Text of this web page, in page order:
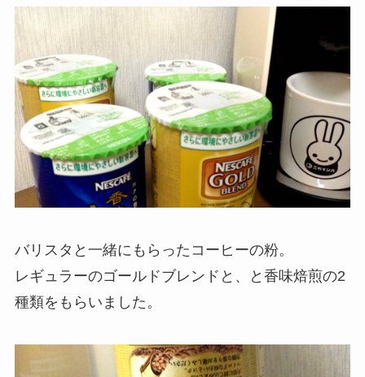
バリスタと一緒にもらったコーヒーの粉。
レギュラーのゴールドブレンドと、と香味焙煎の2
種類をもらいました。